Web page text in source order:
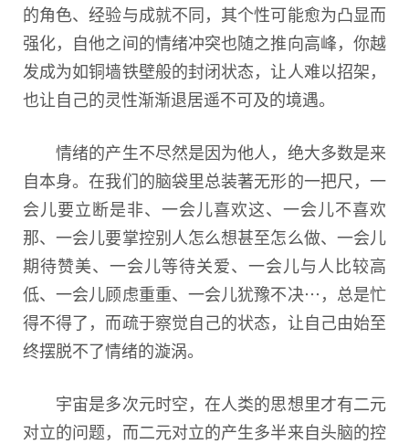
的角色、经验与成就不同，其个性可能愈为凸显而
强化，自他之间的情绪冲突也随之推向高峰，你越
发成为如铜墙铁壁般的封闭状态，让人难以招架，
也让自己的灵性渐渐退居遥不可及的境遇。
情绪的产生不尽然是因为他人，绝大多数是来
自本身。在我们的脑袋里总装著无形的一把尺，一
会儿要立断是非、一会儿喜欢这、一会儿不喜欢
那、一会儿要掌控别人怎么想甚至怎么做、一会儿
期待赞美、一会儿等待关爱、一会儿与人比较高
低、一会儿顾虑重重、一会儿犹豫不决⋯，总是忙
得不得了，而疏于察觉自己的状态，让自己由始至
终摆脱不了情绪的漩涡。
宇宙是多次元时空，在人类的思想里才有二元
对立的问题，而二元对立的产生多半来自头脑的控